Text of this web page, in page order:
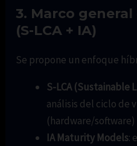
3. Marco
(S-LCA + IA)
Se propone un enfoque
S-LCA (Sustainable
análisis del ciclo de
(hardware/
IA Maturity Models: